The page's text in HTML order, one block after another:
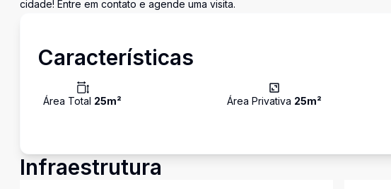
cidade! Entre em contato e agende uma visita.
Características
Área Total 25m² Área Privativa 25m²
Infraestrutura